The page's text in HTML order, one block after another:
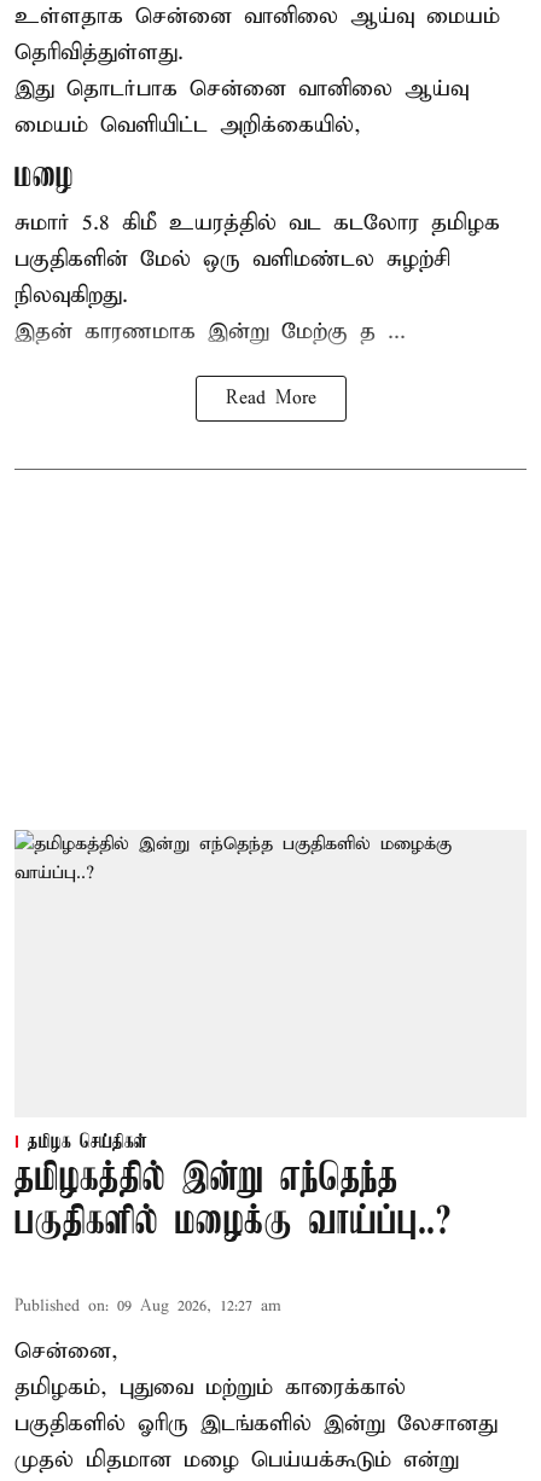
உள்ளதாக சென்னை வானிலை ஆய்வு மையம்
தெரிவித்துள்ளது.
இது தொடர்பாக சென்னை வானிலை ஆய்வு
மையம் வெளியிட்ட அறிக்கையில்,
மழை
சுமார் 5.8 கிமீ உயரத்தில் வட கடலோர தமிழக
பகுதிகளின் மேல் ஒரு வளிமண்டல சுழற்சி
நிலவுகிறது.
இதன் காரணமாக இன்று மேற்கு த ...
Read More
தமிழக செய்திகள்
தமிழகத்தில் இன்று எந்தெந்த
பகுதிகளில் மழைக்கு வாய்ப்பு..?
Published on: 09 Aug 2026, 12:27 am
சென்னை,
தமிழகம், புதுவை மற்றும் காரைக்கால்
பகுதிகளில் ஓரிரு இடங்களில் இன்று லேசானது
முதல் மிதமான மழை பெய்யக்கூடும் என்று